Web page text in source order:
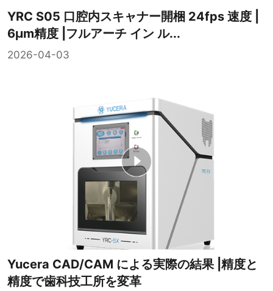
YRC S05 口腔内スキャナー開梱 24fps 速度 |
6μm精度 |フルアーチ イン ル...
2026-04-03
Yucera CAD/CAM による実際の結果 |精度と
精度で歯科技工所を変革